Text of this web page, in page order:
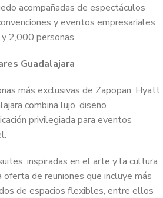
acompañadas de espectáculos
y eventos empresariales
2,000 personas.
Guadalajara
más exclusivas de Zapopan, Hyatt
combina lujo, diseño
privilegiada para eventos
inspiradas en el arte y la cultura
de reuniones que incluye más
de espacios flexibles, entre ellos